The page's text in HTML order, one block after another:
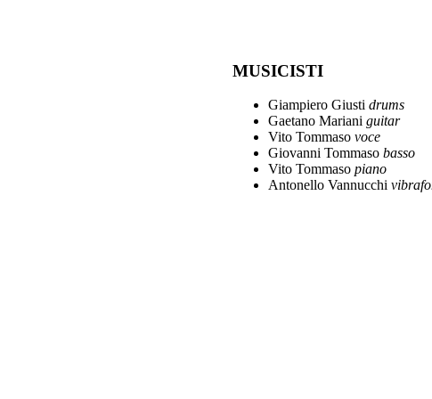
MUSICISTI
Giampiero Giusti drums
Gaetano Mariani guitar
Vito Tommaso voce
Giovanni Tommaso basso
Vito Tommaso piano
Antonello Vannucchi